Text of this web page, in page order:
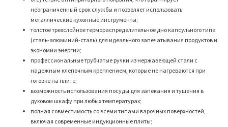
неограниченный срок службы и позволяет использовать
металлические кухонные инструменты;
толстое трехслойное термораспределительное дно капсульного типа
(сталь-алюминий-сталь) для идеального запечатывания продуктов и
экономии энергии;
профессиональные трубчатые ручки из нержавеющей стали с
надежным клепочным креплением, которые не нагреваются при
готовке на плите;
возможность использования посуды для запекания и тушения в
духовом шкафу при любых температурах;
полная совместимость со всеми типами варочных поверхностей,
включая современные индукционные плиты;